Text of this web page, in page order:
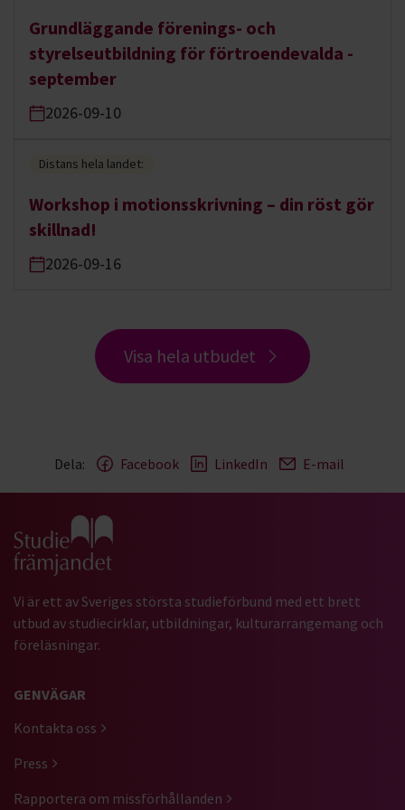
Grundläggande förenings- och
styrelseutbildning för förtroendevalda -
september
2026-09-10
Distans hela landet:
Workshop i motionsskrivning – din röst gör
skillnad!
2026-09-16
Visa hela utbudet
Dela: Facebook LinkedIn E-mail
Gå till studiefrämjandets startsida
Vi är ett av Sveriges största studieförbund med ett brett
utbud av studiecirklar, utbildningar, kulturarrangemang och
föreläsningar.
GENVÄGAR
Kontakta oss
Press
Rapportera om missförhållanden